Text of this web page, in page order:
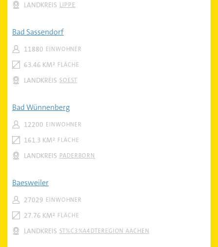
LIPPE
LANDKREIS
Bad Sassendorf
EINWOHNER
11880
FLÄCHE
63.46 KM²
SOEST
LANDKREIS
Bad Wünnenberg
EINWOHNER
12200
FLÄCHE
161.3 KM²
PADERBORN
LANDKREIS
Baesweiler
EINWOHNER
27029
FLÄCHE
27.76 KM²
ST%C3%A4DTEREGION AACHEN
LANDKREIS